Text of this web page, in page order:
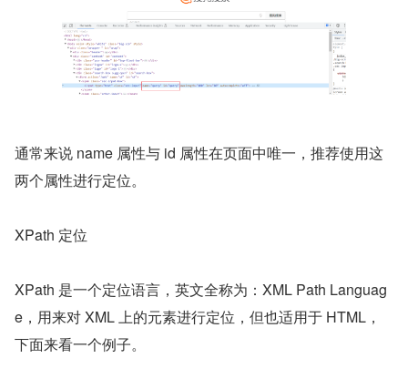
通常来说 name 属性与 id 属性在页面中唯一，推荐使用这
两个属性进行定位。
XPath 定位
XPath 是一个定位语言，英文全称为：XML Path Languag
e，用来对 XML 上的元素进行定位，但也适用于 HTML，
下面来看一个例子。